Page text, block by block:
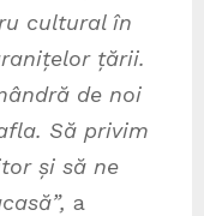
cultural în
țării.
de noi
Să privim
și să ne
a